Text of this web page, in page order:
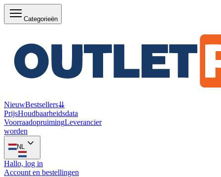
Categorieën
NieuwBestsellers⇊
PrijsHoudbaarheidsdata
VoorraadopruimingLeverancier
worden
NL
Hallo, log in
Account en bestellingen